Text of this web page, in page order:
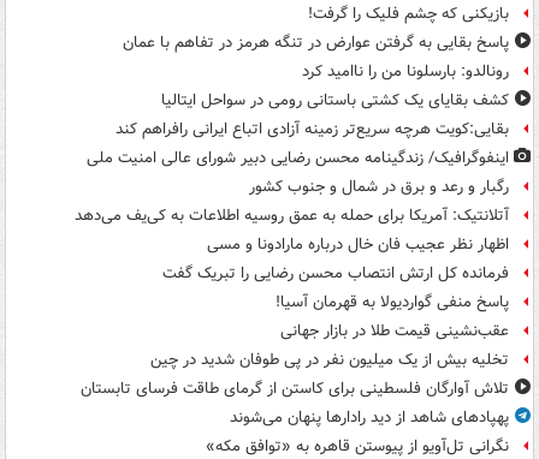
بازیکنی که چشم فلیک را گرفت!
پاسخ بقایی به گرفتن عوارض در تنگه هرمز در تفاهم با عمان
رونالدو: بارسلونا من را ناامید کرد
کشف بقایای یک کشتی باستانی رومی در سواحل ایتالیا
بقایی:کویت هرچه سریع‌تر زمینه آزادی اتباع ایرانی رافراهم کند
اینفوگرافیک/ زندگینامه محسن رضایی دبیر شورای عالی امنیت‌ ملی
رگبار و رعد و برق در شمال و جنوب کشور
آتلانتیک: آمریکا برای حمله به عمق روسیه اطلاعات به کی‌یف می‌دهد
اظهار نظر عجیب فان خال درباره مارادونا و مسی
فرمانده کل ارتش انتصاب محسن رضایی را تبریک گفت
پاسخ منفی گواردیولا به قهرمان آسیا!
عقب‌نشینی قیمت طلا در بازار جهانی
تخلیه بیش از یک میلیون نفر در پی طوفان شدید در چین
تلاش آوارگان فلسطینی برای کاستن از گرمای طاقت فرسای تابستان
پهپادهای شاهد از دید رادارها پنهان می‌شوند
نگرانی تل‌آویو از پیوستن قاهره به «توافق مکه»